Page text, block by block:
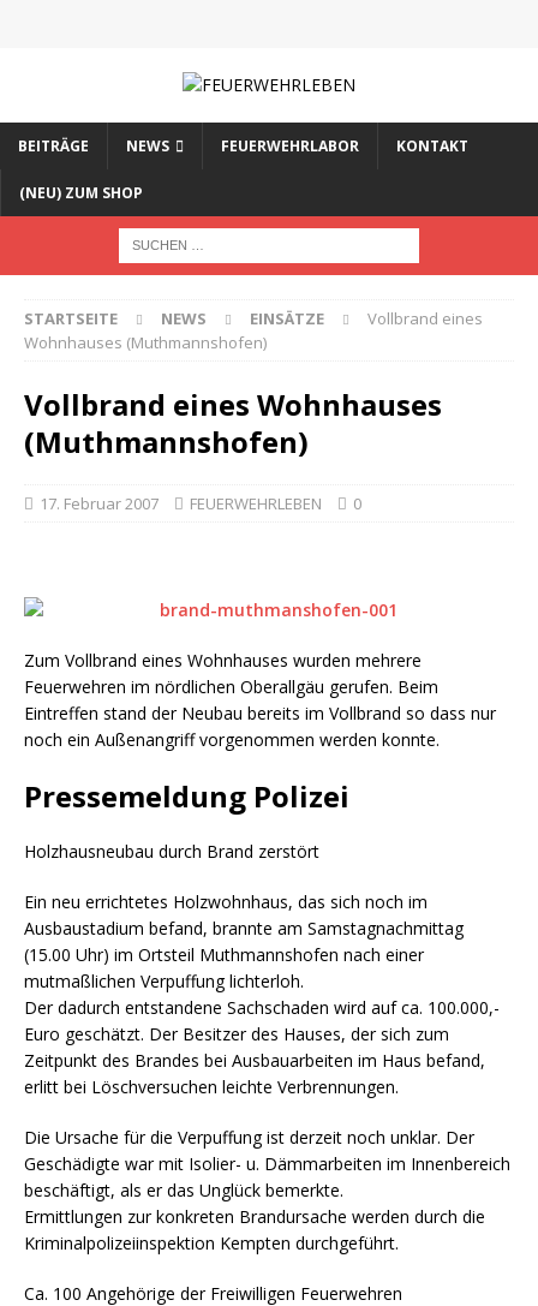
BEITRÄGE NEWS FEUERWEHRLABOR KONTAKT
(NEU) ZUM SHOP
STARTSEITE NEWS EINSÄTZE
Vollbrand eines
Wohnhauses (Muthmannshofen)
Vollbrand eines Wohnhauses
(Muthmannshofen)
17. Februar 2007 FEUERWEHRLEBEN 0
Zum Vollbrand eines Wohnhauses wurden mehrere
Feuerwehren im nördlichen Oberallgäu gerufen. Beim
Eintreffen stand der Neubau bereits im Vollbrand so dass nur
noch ein Außenangriff vorgenommen werden konnte.
Pressemeldung Polizei
Holzhausneubau durch Brand zerstört
Ein neu errichtetes Holzwohnhaus, das sich noch im
Ausbaustadium befand, brannte am Samstagnachmittag
(15.00 Uhr) im Ortsteil Muthmannshofen nach einer
mutmaßlichen Verpuffung lichterloh.
Der dadurch entstandene Sachschaden wird auf ca. 100.000,-
Euro geschätzt. Der Besitzer des Hauses, der sich zum
Zeitpunkt des Brandes bei Ausbauarbeiten im Haus befand,
erlitt bei Löschversuchen leichte Verbrennungen.
Die Ursache für die Verpuffung ist derzeit noch unklar. Der
Geschädigte war mit Isolier- u. Dämmarbeiten im Innenbereich
beschäftigt, als er das Unglück bemerkte.
Ermittlungen zur konkreten Brandursache werden durch die
Kriminalpolizeiinspektion Kempten durchgeführt.
Ca. 100 Angehörige der Freiwilligen Feuerwehren